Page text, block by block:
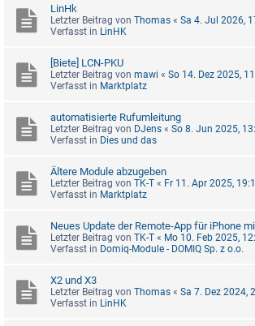
LinHk
Letzter Beitrag von Thomas « Sa 4. Jul 2026,
Verfasst in LinHK
[Biete] LCN-PKU
Letzter Beitrag von mawi « So 14. Dez 2025,
Verfasst in Marktplatz
automatisierte Rufumleitung
Letzter Beitrag von DJens « So 8. Jun 2025,
Verfasst in Dies und das
Ältere Module abzugeben
Letzter Beitrag von TK-T « Fr 11. Apr 2025,
Verfasst in Marktplatz
Neues Update der Remote-App für iPhone
Letzter Beitrag von TK-T « Mo 10. Feb 2025,
Verfasst in Domiq-Module - DOMIQ Sp. z o.o.
X2 und X3
Letzter Beitrag von Thomas « Sa 7. Dez 2024,
Verfasst in LinHK